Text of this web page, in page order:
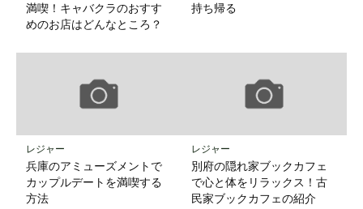
満喫！キャバクラのおすす
めのお店はどんなところ？
持ち帰る
レジャー
兵庫のアミューズメントで
カップルデートを満喫する
方法
レジャー
別府の隠れ家ブックカフェ
で心と体をリラックス！古
民家ブックカフェの紹介